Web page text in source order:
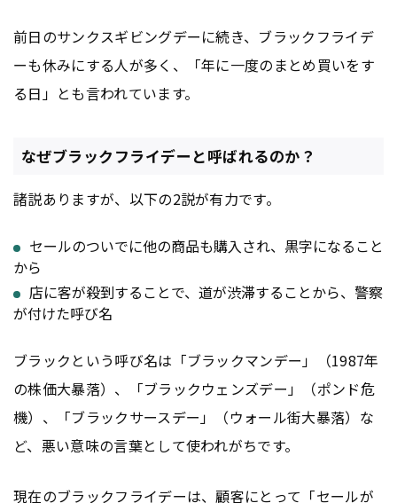
前日のサンクスギビングデーに続き、ブラックフライデ
ーも休みにする人が多く、「年に一度のまとめ買いをす
る日」とも言われています。
なぜブラックフライデーと呼ばれるのか？
諸説ありますが、以下の2説が有力です。
セールのついでに他の商品も購入され、黒字になること
から
店に客が殺到することで、道が渋滞することから、警察
が付けた呼び名
ブラックという呼び名は「ブラックマンデー」（1987年
の株価大暴落）、「ブラックウェンズデー」（ポンド危
機）、「ブラックサースデー」（ウォール街大暴落）な
ど、悪い意味の言葉として使われがちです。
現在のブラックフライデーは、顧客にとって「セールが